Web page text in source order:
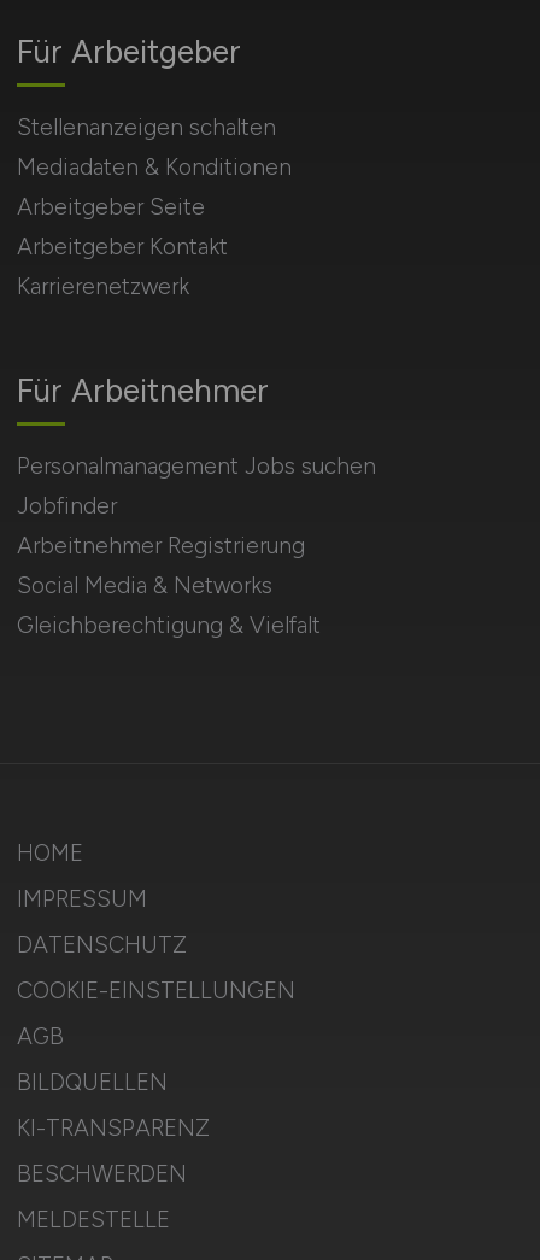
Für Arbeitnehmer
Personalmanagement Jobs suchen
Jobfinder
Arbeitnehmer Registrierung
Social Media & Networks
Gleichberechtigung & Vielfalt
Für Arbeitgeber
Stellenanzeigen schalten
Mediadaten & Konditionen
Arbeitgeber Seite
Arbeitgeber Kontakt
Karrierenetzwerk
HOME
IMPRESSUM
DATENSCHUTZ
COOKIE-EINSTELLUNGEN
AGB
BILDQUELLEN
KI-TRANSPARENZ
BESCHWERDEN
MELDESTELLE